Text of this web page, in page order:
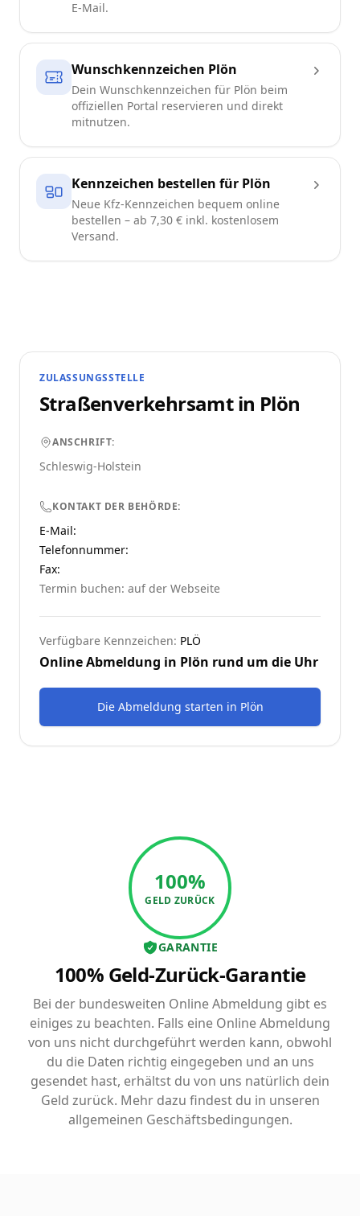
E-Mail.
Wunschkennzeichen Plön
Dein Wunschkennzeichen für Plön beim
offiziellen Portal reservieren und direkt
mitnutzen.
Kennzeichen bestellen für Plön
Neue Kfz-Kennzeichen bequem online
bestellen – ab 7,30 € inkl. kostenlosem
Versand.
ZULASSUNGSSTELLE
Straßenverkehrsamt in Plön
ANSCHRIFT:
Schleswig-Holstein
KONTAKT DER BEHÖRDE:
E-Mail:
Telefonnummer:
Fax:
Termin buchen: auf der Webseite
Verfügbare Kennzeichen: PLÖ
Online Abmeldung in Plön rund um die Uhr
Die Abmeldung starten in Plön
100%
GELD ZURÜCK
GARANTIE
100% Geld-Zurück-Garantie
Bei der bundesweiten Online Abmeldung gibt es
einiges zu beachten. Falls eine Online Abmeldung
von uns nicht durchgeführt werden kann, obwohl
du die Daten richtig eingegeben und an uns
gesendet hast, erhältst du von uns natürlich dein
Geld zurück. Mehr dazu findest du in unseren
allgemeinen Geschäftsbedingungen.